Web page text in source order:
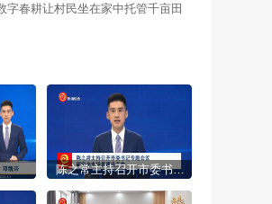
字春耕让村民坐在家中托管千亩田
陈之常主持召开市委书记专题会议 研究全市场景建设工作